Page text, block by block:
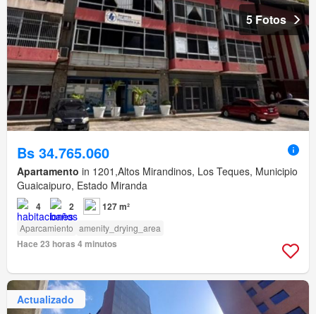
5 Fotos
Bs 34.765.060
Apartamento in 1201,Altos Mirandinos, Los Teques, Municipio
Guaicaipuro, Estado Miranda
4 2 127 m²
Aparcamiento amenity_drying_area
Hace 23 horas 4 minutos
Actualizado